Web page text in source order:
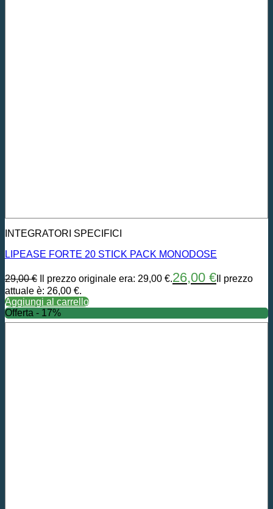
INTEGRATORI SPECIFICI
LIPEASE FORTE 20 STICK PACK MONODOSE
29,00€ Il prezzo originale era: 29,00 €.26,00 € Il prezzo
attuale è: 26,00 €.
Aggiungi al carrello
Offerta - 17%